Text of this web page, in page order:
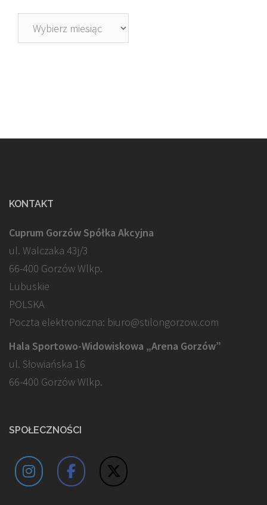
Archiwa
KONTAKT
Cuprum Gorzów Spółka Akcyjna
ul. Walczaka 43j/3
66-400 Gorzów Wlkp.
Lubuskie
POLSKA
Poczta elektroniczna: biuro@stilongorzow.com
Hala Sportowo-Widowiskowa „Arena Gorzów”
ul. Słowiańska 16
66-400 Gorzów Wlkp.
SPOŁECZNOŚCI